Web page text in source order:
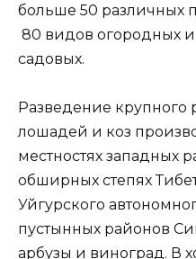
больше 50 различных
80 видов огородных
садовых.
Разведение крупного
лошадей и коз
местностях западных
обширных степях
Уйгурского
пустынных районов
арбузы и виноград. В